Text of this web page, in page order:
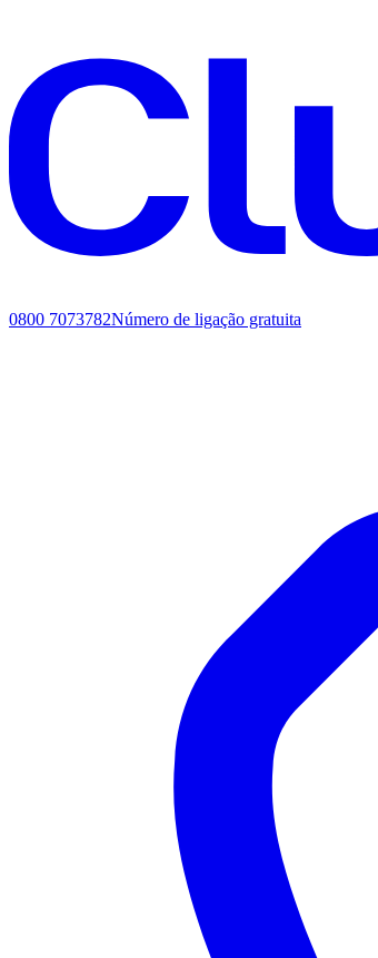
0800 7073782Número de ligação gratuita